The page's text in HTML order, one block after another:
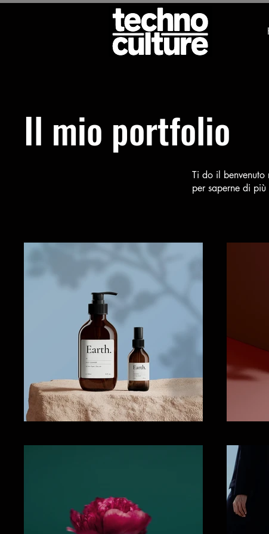
Il mio portfolio
Ti do il
per saperne di